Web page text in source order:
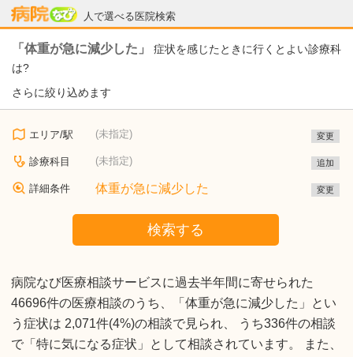
人で選べる医院検索
病院なび
「体重が急に減少した」
症状を感じたときに行くとよい診療科
は?
さらに絞り込めます
エリア/駅 (未指定) 変更
診療科目 (未指定) 追加
詳細条件 体重が急に減少した 変更
検索する
病院なび医療相談サービスに過去半年間に寄せられた
46696件の医療相談のうち、「体重が急に減少した」とい
う症状は 2,071件(4%)の相談で見られ、 うち336件の相談
で「特に気になる症状」として相談されています。 また、